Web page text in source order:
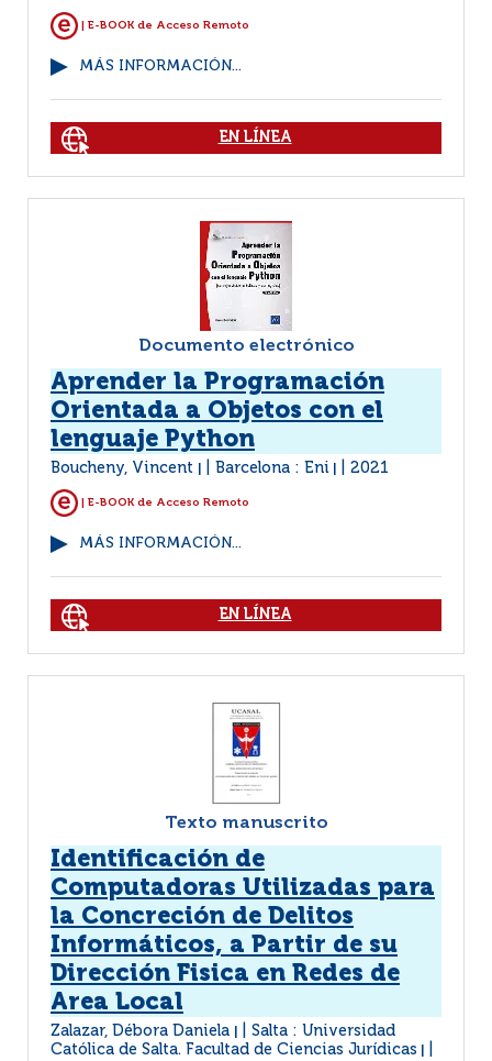
| E-BOOK de Acceso Remoto
MÁS INFORMACIÓN...
EN LÍNEA
Documento electrónico
Aprender la Programación
Orientada a Objetos con el
lenguaje Python
Boucheny, Vincent Barcelona : Eni 2021
| E-BOOK de Acceso Remoto
MÁS INFORMACIÓN...
EN LÍNEA
Texto manuscrito
Identificación de
Computadoras Utilizadas para
la Concreción de Delitos
Informáticos, a Partir de su
Dirección Fisica en Redes de
Area Local
Zalazar, Débora Daniela
Salta : Universidad
Católica de Salta. Facultad de Ciencias Jurídicas